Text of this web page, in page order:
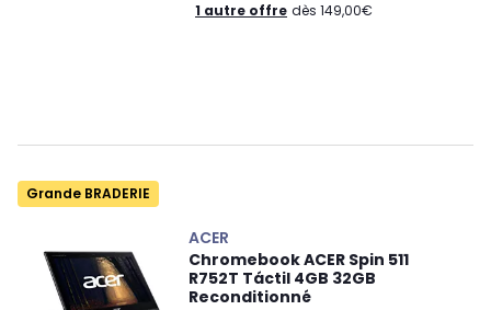
1 autre offre dès 149,00€
Grande BRADERIE
ACER
Chromebook ACER Spin 511
R752T Táctil 4GB 32GB
Reconditionné